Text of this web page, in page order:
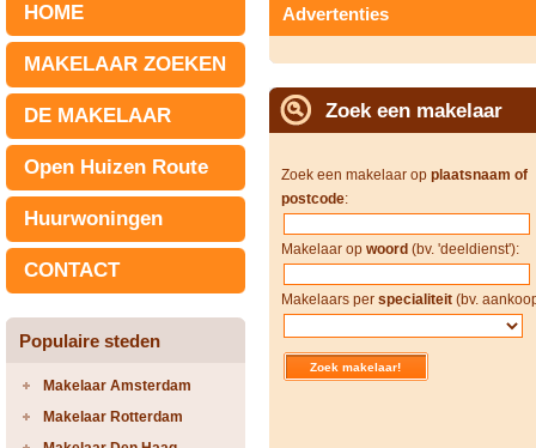
HOME
MAKELAAR ZOEKEN
DE MAKELAAR
Open Huizen Route
Huurwoningen
CONTACT
Populaire steden
Makelaar Amsterdam
Makelaar Rotterdam
Advertenties
Zoek een makelaar
Zoek een makelaar op plaatsnaam of
postcode:
Makelaar op woord (bv. 'deeldienst'):
Makelaars per specialiteit (bv.